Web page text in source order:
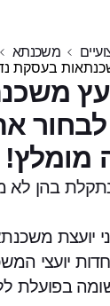
משכנתא
בעסקת
לבחור
מומלץ!
נתקלת בהן
יועצי
בפועלת